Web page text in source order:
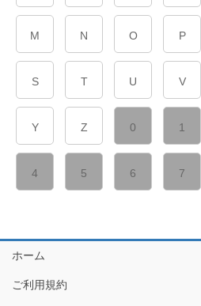
M N O P
S T U V
Y Z 0 1
4 5 6 7
ホーム
ご利用規約